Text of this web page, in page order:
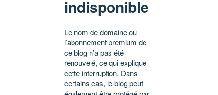
indisponible
Le nom de domaine ou
l’abonnement premium de
ce blog n’a pas été
renouvelé, ce qui explique
cette interruption. Dans
certains cas, le blog peut